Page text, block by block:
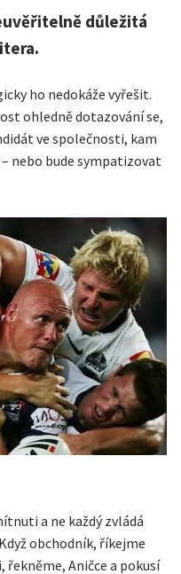
důležitá
ho nedokáže vyřešit.
ohledně dotazování se,
ve společnosti, kam
nebo bude sympatizovat
a ne každý zvládá
obchodník, říkejme
Aničce a pokusí